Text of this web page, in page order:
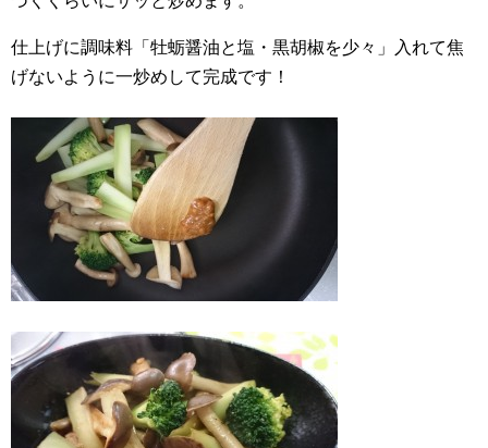
仕上げに調味料「牡蛎醤油と塩・黒胡椒を少々」入れて焦
げないように一炒めして完成です！